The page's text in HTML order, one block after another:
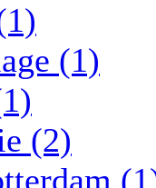
(1)
(2)